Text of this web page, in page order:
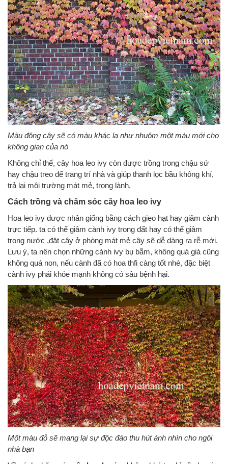
Màu đông cây sẽ có màu khác lạ như nhuộm một màu mới cho
không gian của nó
Không chỉ thế, cây hoa leo ivy còn được trồng trong chậu sứ
hay chậu treo để trang trí nhà và giúp thanh lọc bầu không khí,
trả lại môi trường mát mẻ, trong lành.
Cách trồng và chăm sóc cây hoa leo ivy
Hoa leo ivy được nhân giống bằng cách gieo hạt hay giâm cành
trực tiếp. ta có thể giâm cành ivy trong đất hay có thể giâm
trong nước ,đặt cây ở phòng mát mẻ cây sẽ dễ dàng ra rễ mới.
Lưu ý, ta nên chọn những cành ivy bụ bẫm, không quá già cũng
không quá non, nếu cành đã có hoa thfi càng tốt nhé, đặc biệt
cành ivy phải khỏe mạnh không có sâu bệnh hại.
Một màu đỏ sẽ mang lại sự độc đáo thu hút ánh nhìn cho ngôi
nhà bạn